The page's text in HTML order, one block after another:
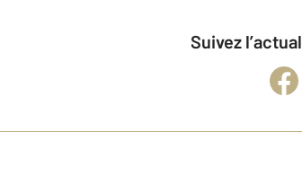
Suivez